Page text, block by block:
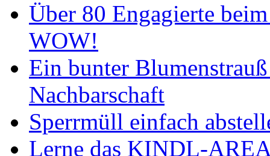
Über 80 Engagierte
WOW!
Ein bunter
Nachbarschaft
Sperrmüll einfach
Lerne das KINDL-